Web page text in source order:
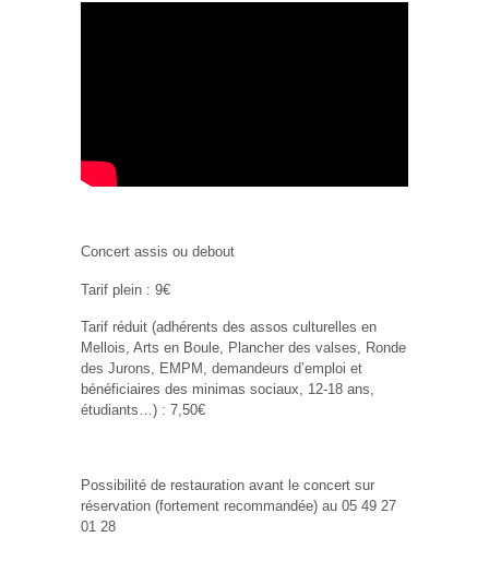
Concert assis ou debout
Tarif plein : 9€
Tarif réduit (adhérents des assos culturelles en
Mellois, Arts en Boule, Plancher des valses, Ronde
des Jurons, EMPM, demandeurs d’emploi et
bénéficiaires des minimas sociaux, 12-18 ans,
étudiants…) : 7,50€
Possibilité de restauration avant le concert sur
réservation (fortement recommandée) au 05 49 27
01 28